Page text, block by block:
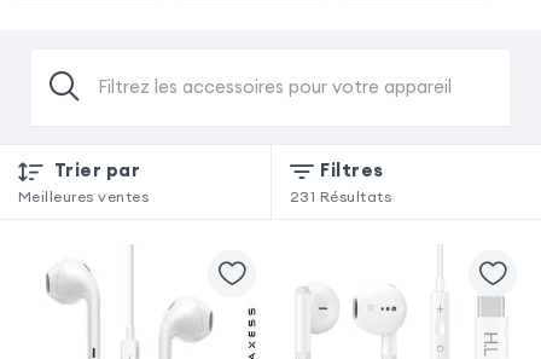
Filtrez les accessoires pour votre appareil
Trier par
Meilleures ventes
Filtres
231 Résultats